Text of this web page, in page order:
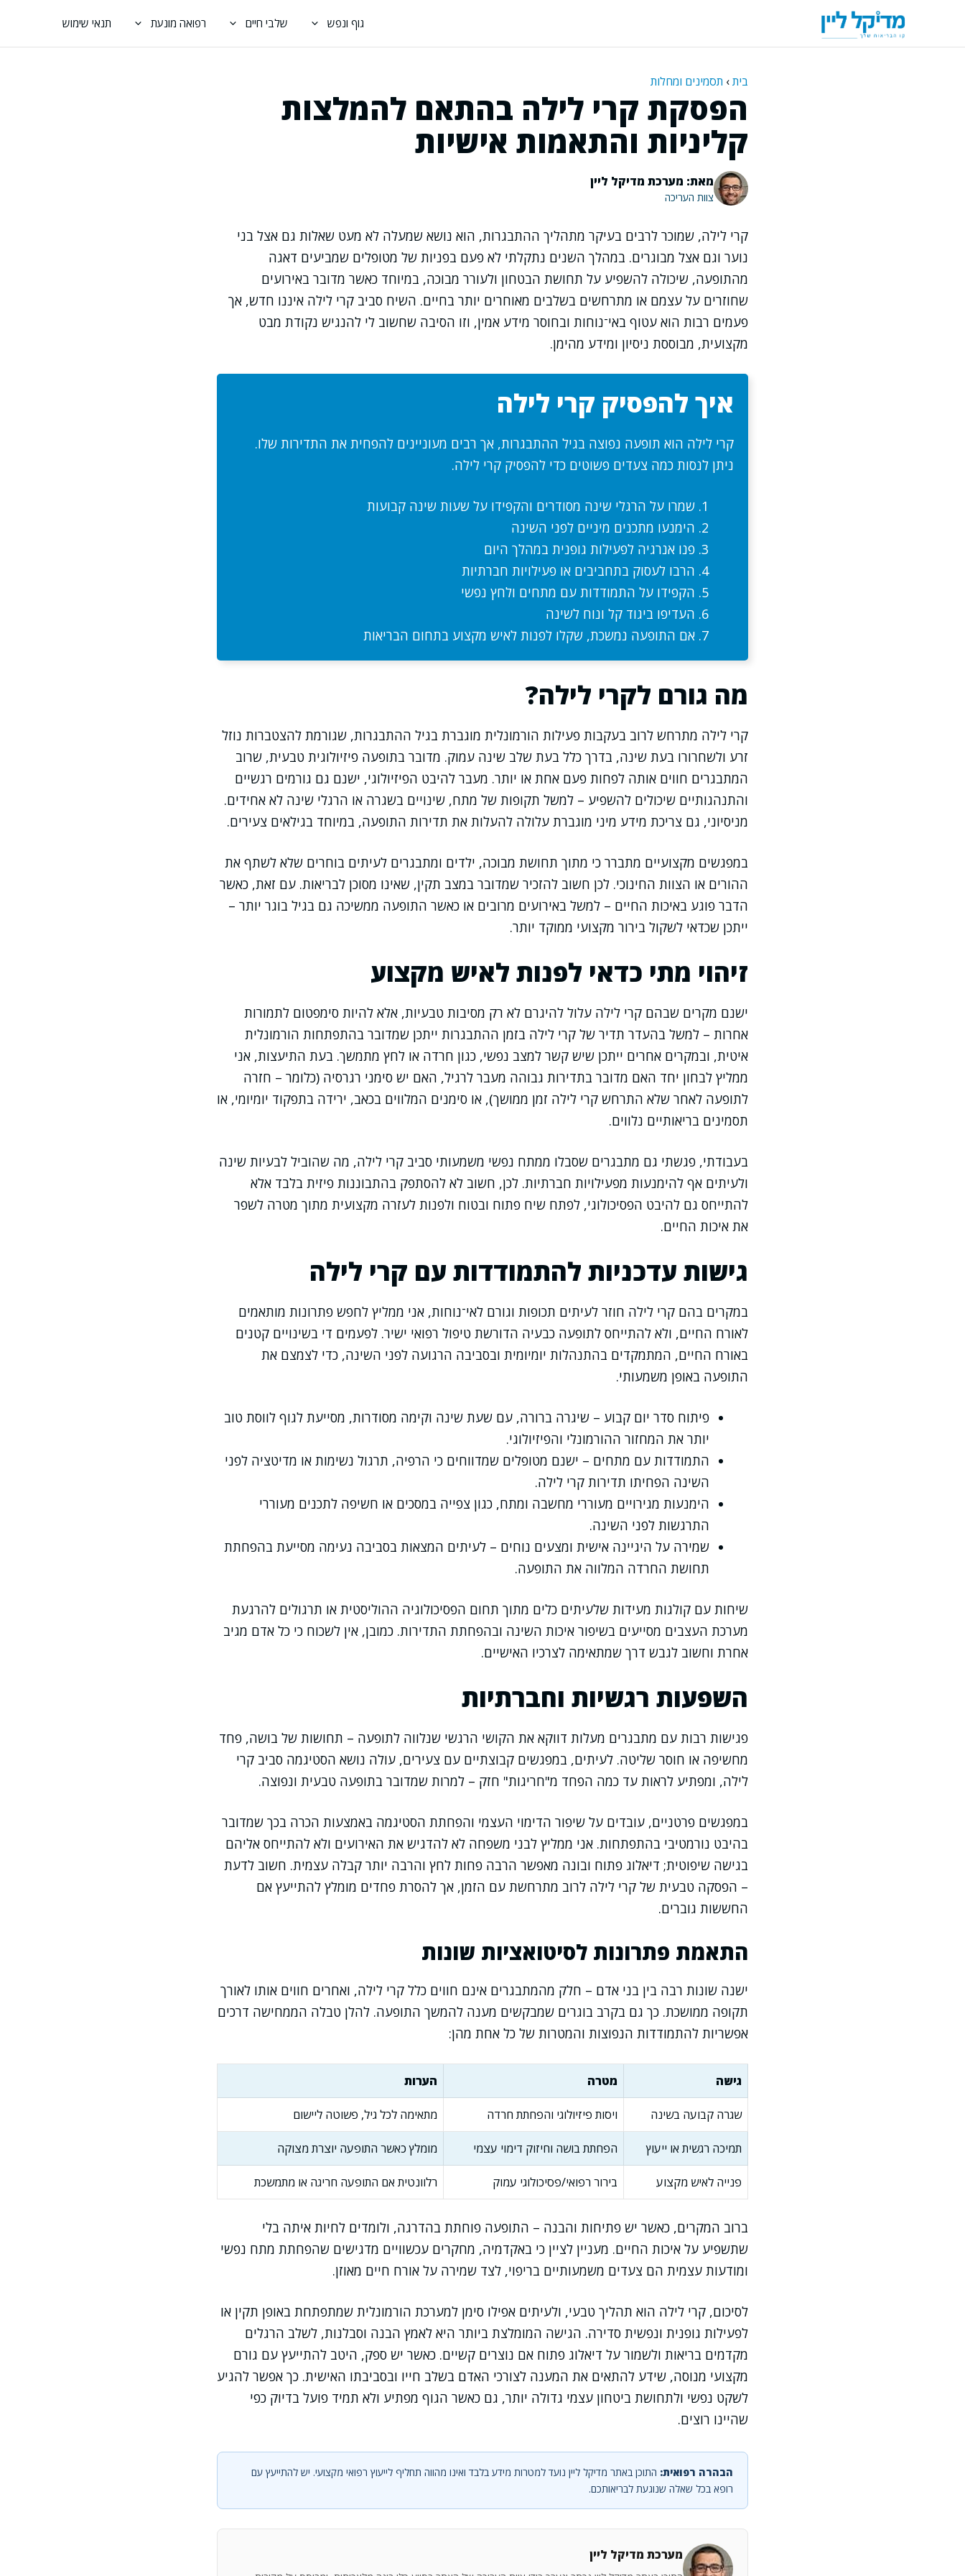
גוף ונפש שלבי חיים רפואה מונעת תנאי שימוש
בית› תסמינים ומחלות
הפסקת קרי לילה בהתאם להמלצות
קליניות והתאמות אישיות
מאת: מערכת מדיקל ליין
צוות העריכה
קרי לילה, שמוכר לרבים בעיקר מתהליך ההתבגרות, הוא נושא שמעלה לא מעט שאלות גם אצל בני
נוער וגם אצל מבוגרים. במהלך השנים נתקלתי לא פעם בפניות של מטופלים שמביעים דאגה
מהתופעה, שיכולה להשפיע על תחושת הבטחון ולעורר מבוכה, במיוחד כאשר מדובר באירועים
שחוזרים על עצמם או מתרחשים בשלבים מאוחרים יותר בחיים. השיח סביב קרי לילה איננו חדש, אך
פעמים רבות הוא עטוף באי־נוחות ובחוסר מידע אמין, וזו הסיבה שחשוב לי להנגיש נקודת מבט
מקצועית, מבוססת ניסיון ומידע מהימן.
איך להפסיק קרי לילה
קרי לילה הוא תופעה נפוצה בגיל ההתבגרות, אך רבים מעוניינים להפחית את התדירות שלו.
ניתן לנסות כמה צעדים פשוטים כדי להפסיק קרי לילה.
שמרו על הרגלי שינה מסודרים והקפידו על שעות שינה קבועות
הימנעו מתכנים מיניים לפני השינה
פנו אנרגיה לפעילות גופנית במהלך היום
הרבו לעסוק בתחביבים או פעילויות חברתיות
הקפידו על התמודדות עם מתחים ולחץ נפשי
העדיפו ביגוד קל ונוח לשינה
אם התופעה נמשכת, שקלו לפנות לאיש מקצוע בתחום הבריאות
מה גורם לקרי לילה?
קרי לילה מתרחש לרוב בעקבות פעילות הורמונלית מוגברת בגיל ההתבגרות, שגורמת להצטברות נוזל
זרע ולשחרורו בעת שינה, בדרך כלל בעת שלב שינה עמוק. מדובר בתופעה פיזיולוגית טבעית, שרוב
המתבגרים חווים אותה לפחות פעם אחת או יותר. מעבר להיבט הפיזיולוגי, ישנם גם גורמים רגשיים
והתנהגותיים שיכולים להשפיע – למשל תקופות של מתח, שינויים בשגרה או הרגלי שינה לא אחידים.
מניסיוני, גם צריכת מידע מיני מוגברת עלולה להעלות את תדירות התופעה, במיוחד בגילאים צעירים.
במפגשים מקצועיים מתברר כי מתוך תחושת מבוכה, ילדים ומתבגרים לעיתים בוחרים שלא לשתף את
ההורים או הצוות החינוכי. לכן חשוב להזכיר שמדובר במצב תקין, שאינו מסוכן לבריאות. עם זאת, כאשר
הדבר פוגע באיכות החיים – למשל באירועים מרובים או כאשר התופעה ממשיכה גם בגיל בוגר יותר –
ייתכן שכדאי לשקול בירור מקצועי ממוקד יותר.
זיהוי מתי כדאי לפנות לאיש מקצוע
ישנם מקרים שבהם קרי לילה עלול להיגרם לא רק מסיבות טבעיות, אלא להיות סימפטום לתמורות
אחרות – למשל בהעדר תדיר של קרי לילה בזמן ההתבגרות ייתכן שמדובר בהתפתחות הורמונלית
איטית, ובמקרים אחרים ייתכן שיש קשר למצב נפשי, כגון חרדה או לחץ מתמשך. בעת התיעצות, אני
ממליץ לבחון יחד האם מדובר בתדירות גבוהה מעבר לרגיל, האם יש סימני רגרסיה (כלומר – חזרה
לתופעה לאחר שלא התרחש קרי לילה זמן ממושך), או סימנים המלווים בכאב, ירידה בתפקוד יומיומי, או
תסמינים בריאותיים נלווים.
בעבודתי, פגשתי גם מתבגרים שסבלו ממתח נפשי משמעותי סביב קרי לילה, מה שהוביל לבעיות שינה
ולעיתים אף להימנעות מפעילויות חברתיות. לכן, חשוב לא להסתפק בהתבוננות פיזית בלבד אלא
להתייחס גם להיבט הפסיכולוגי, לפתח שיח פתוח ובטוח ולפנות לעזרה מקצועית מתוך מטרה לשפר
את איכות החיים.
גישות עדכניות להתמודדות עם קרי לילה
במקרים בהם קרי לילה חוזר לעיתים תכופות וגורם לאי־נוחות, אני ממליץ לחפש פתרונות מותאמים
לאורח החיים, ולא להתייחס לתופעה כבעיה הדורשת טיפול רפואי ישיר. לפעמים די בשינויים קטנים
באורח החיים, המתמקדים בהתנהלות יומיומית ובסביבה הרגועה לפני השינה, כדי לצמצם את
התופעה באופן משמעותי.
פיתוח סדר יום קבוע – שיגרה ברורה, עם שעת שינה וקימה מסודרות, מסייעת לגוף לווסת טוב
יותר את המחזור ההורמונלי והפיזיולוגי.
התמודדות עם מתחים – ישנם מטופלים שמדווחים כי הרפיה, תרגול נשימות או מדיטציה לפני
השינה הפחיתו תדירות קרי לילה.
הימנעות מגירויים מעוררי מחשבה ומתח, כגון צפייה במסכים או חשיפה לתכנים מעוררי
התרגשות לפני השינה.
שמירה על היגיינה אישית ומצעים נוחים – לעיתים המצאות בסביבה נעימה מסייעת בהפחתת
תחושת החרדה המלווה את התופעה.
שיחות עם קולגות מעידות שלעיתים כלים מתוך תחום הפסיכולוגיה ההוליסטית או תרגולים להרגעת
מערכת העצבים מסייעים בשיפור איכות השינה ובהפחתת התדירות. כמובן, אין לשכוח כי כל אדם מגיב
אחרת וחשוב לגבש דרך שמתאימה לצרכיו האישיים.
השפעות רגשיות וחברתיות
פגישות רבות עם מתבגרים מעלות דווקא את הקושי הרגשי שנלווה לתופעה – תחושות של בושה, פחד
מחשיפה או חוסר שליטה. לעיתים, במפגשים קבוצתיים עם צעירים, עולה נושא הסטיגמה סביב קרי
לילה, ומפתיע לראות עד כמה הפחד מ"חריגות" חזק – למרות שמדובר בתופעה טבעית ונפוצה.
במפגשים פרטניים, עובדים על שיפור הדימוי העצמי והפחתת הסטיגמה באמצעות הכרה בכך שמדובר
בהיבט נורמטיבי בהתפתחות. אני ממליץ לבני משפחה לא להדגיש את האירועים ולא להתייחס אליהם
בגישה שיפוטית; דיאלוג פתוח ובונה מאפשר הרבה פחות לחץ והרבה יותר קבלה עצמית. חשוב לדעת
– הפסקה טבעית של קרי לילה לרוב מתרחשת עם הזמן, אך להסרת פחדים מומלץ להתייעץ אם
החששות גוברים.
התאמת פתרונות לסיטואציות שונות
ישנה שונות רבה בין בני אדם – חלק מהמתבגרים אינם חווים כלל קרי לילה, ואחרים חווים אותו לאורך
תקופה ממושכת. כך גם בקרב בוגרים שמבקשים מענה להמשך התופעה. להלן טבלה הממחישה דרכים
אפשריות להתמודדות הנפוצות והמטרות של כל אחת מהן:
גישה מטרה הערות
שגרה קבועה בשינה ויסות פיזיולוגי והפחתת חרדה מתאימה לכל גיל, פשוטה ליישום
תמיכה רגשית או ייעוץ הפחתת בושה וחיזוק דימוי עצמי מומלץ כאשר התופעה יוצרת מצוקה
פנייה לאיש מקצוע בירור רפואי/פסיכולוגי עמוק רלוונטית אם התופעה חריגה או מתמשכת
ברוב המקרים, כאשר יש פתיחות והבנה – התופעה פוחתת בהדרגה, ולומדים לחיות איתה בלי
שתשפיע על איכות החיים. מעניין לציין כי באקדמיה, מחקרים עכשוויים מדגישים שהפחתת מתח נפשי
ומודעות עצמית הם צעדים משמעותיים בריפוי, לצד שמירה על אורח חיים מאוזן.
לסיכום, קרי לילה הוא תהליך טבעי, ולעיתים אפילו סימן למערכת הורמונלית שמתפתחת באופן תקין או
לפעילות גופנית ונפשית סדירה. הגישה המומלצת ביותר היא לאמץ הבנה וסבלנות, לשלב הרגלים
מקדמים בריאות ולשמור על דיאלוג פתוח אם נוצרים קשיים. כאשר יש ספק, היטב להתייעץ עם גורם
מקצועי מנוסה, שידע להתאים את המענה לצורכי האדם בשלב חייו ובסביבתו האישית. כך אפשר להגיע
לשקט נפשי ולתחושת ביטחון עצמי גדולה יותר, גם כאשר הגוף מפתיע ולא תמיד פועל בדיוק כפי
שהיינו רוצים.
הבהרה רפואית: התוכן באתר מדיקל ליין נועד למטרות מידע בלבד ואינו מהווה תחליף לייעוץ רפואי מקצועי. יש להתייעץ עם
רופא בכל שאלה שנוגעת לבריאותכם.
מערכת מדיקל ליין